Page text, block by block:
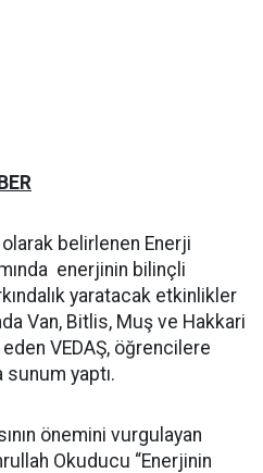
olarak belirlenen Enerji
enerjinin bilinçli
yaratacak etkinlikler
Van, Bitlis, Muş ve Hakkari
VEDAŞ, öğrencilere
yaptı.
önemini vurgulayan
Okuducu “Enerjinin